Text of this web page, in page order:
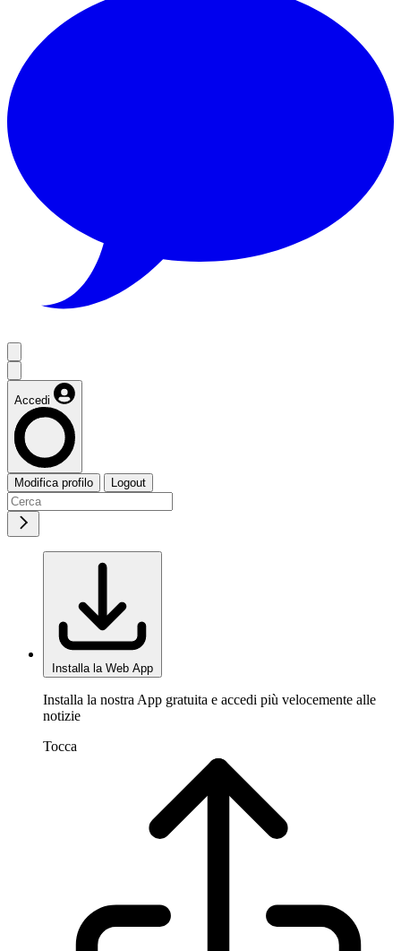
Accedi
Modifica profilo Logout
Installa la Web App
Installa la nostra App gratuita e accedi più velocemente alle
notizie
Tocca